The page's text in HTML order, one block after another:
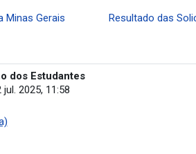
Minas Gerais Resultado das
dos Estudantes
2025, 11:58